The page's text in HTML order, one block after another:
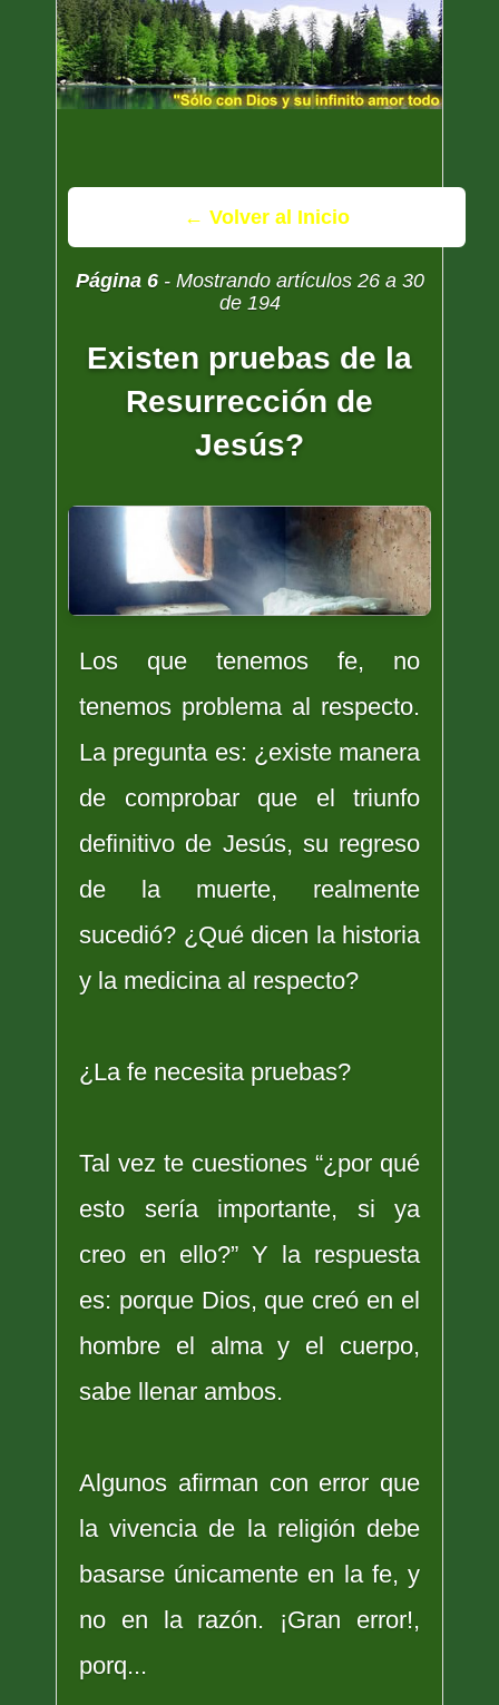
← Volver al Inicio
Página 6- Mostrando artículos 26 a 30
de 194
Existen pruebas de la
Resurrección de
Jesús?
Los que tenemos fe, no
tenemos problema al respecto.
La pregunta es: ¿existe manera
de comprobar que el triunfo
definitivo de Jesús, su regreso
de la muerte, realmente
sucedió? ¿Qué dicen la historia
y la medicina al respecto?
¿La fe necesita pruebas?
Tal vez te cuestiones “¿por qué
esto sería importante, si ya
creo en ello?” Y la respuesta
es: porque Dios, que creó en el
hombre el alma y el cuerpo,
sabe llenar ambos.
Algunos afirman con error que
la vivencia de la religión debe
basarse únicamente en la fe, y
no en la razón. ¡Gran error!,
porq...